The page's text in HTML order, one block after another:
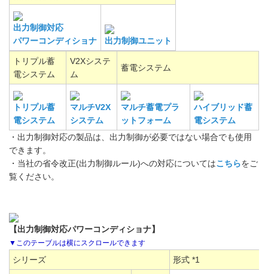
出力制御対応
パワーコンディショナ
出力制御ユニット
トリプル蓄
電システム
V2Xシステ
ム
蓄電システム
トリプル蓄
電システム
マルチV2X
システム
マルチ蓄電プラ
ットフォーム
ハイブリッド蓄
電システム
・出力制御対応の製品は、出力制御が必要ではない場合でも使用
できます。
・当社の省令改正(出力制御ルール)への対応についてはこちらをご
覧ください。
【出力制御対応パワーコンディショナ】
シリーズ 形式 *1